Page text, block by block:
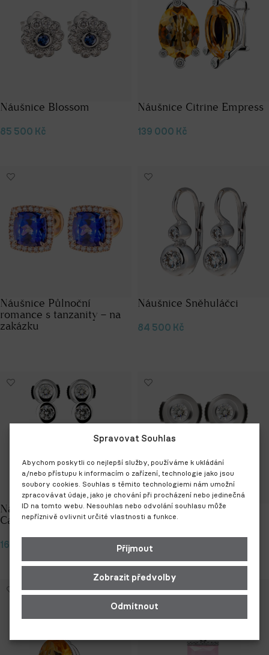
Spravovat Souhlas
Abychom poskytli co nejlepší služby, používáme k ukládání
a/nebo přístupu k informacím o zařízení, technologie jako jsou
soubory cookies. Souhlas s těmito technologiemi nám umožní
zpracovávat údaje, jako je chování při procházení nebo jedinečná
ID na tomto webu. Nesouhlas nebo odvolání souhlasu může
nepříznivě ovlivnit určité vlastnosti a funkce.
Příjmout
Odmítnout
Zobrazit předvolby
Náušnice Blossom
85 500 Kč
Náušnice Citrine Empress
139 000 Kč
Náušnice Půlnoční
romance s tanzanity – na
zakázku
Náušnice Sněhuláčci
84 500 Kč
Náušnice Snowman
Cascade
160 000
Přidat do košíku
Náušnice Snowman Trio
Přidat do košíku